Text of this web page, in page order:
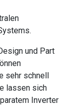
und Part
sehr schnell
lassen sich
Inverter